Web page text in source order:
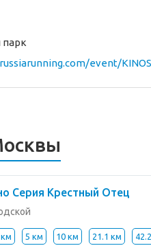
парк
event/
Серия Крестный Отец
км 5 км 10 км 21.1 км